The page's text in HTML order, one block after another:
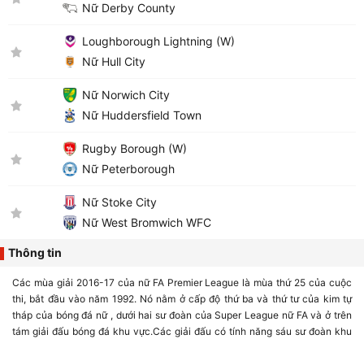
Nữ Derby County
Loughborough Lightning (W)
Nữ Hull City
Nữ Norwich City
Nữ Huddersfield Town
Rugby Borough (W)
Nữ Peterborough
Nữ Stoke City
Nữ West Bromwich WFC
Thông tin
Các mùa giải 2016-17 của nữ FA Premier League là mùa thứ 25 của cuộc
thi, bắt đầu vào năm 1992. Nó nằm ở cấp độ thứ ba và thứ tư của kim tự
tháp của bóng đá nữ , dưới hai sư đoàn của Super League nữ FA và ở trên
tám giải đấu bóng đá khu vực.Các giải đấu có tính năng sáu sư đoàn khu